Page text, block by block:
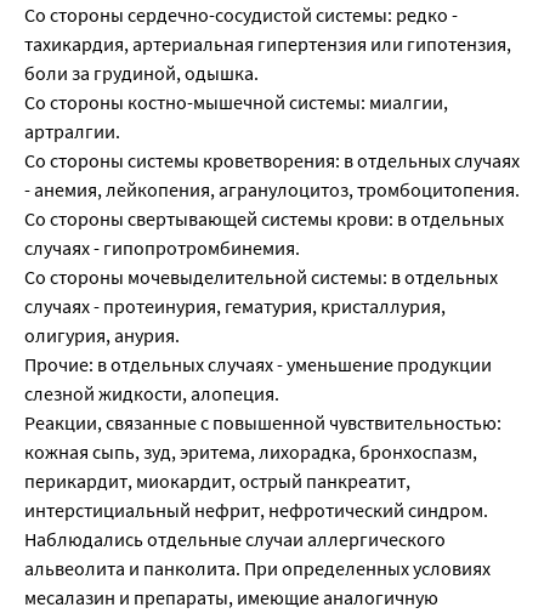
Со стороны сердечно-сосудистой системы: редко -
тахикардия, артериальная гипертензия или гипотензия,
боли за грудиной, одышка.
Со стороны костно-мышечной системы: миалгии,
артралгии.
Со стороны системы кроветворения: в отдельных случаях
- анемия, лейкопения, агранулоцитоз, тромбоцитопения.
Со стороны свертывающей системы крови: в отдельных
случаях - гипопротромбинемия.
Со стороны мочевыделительной системы: в отдельных
случаях - протеинурия, гематурия, кристаллурия,
олигурия, анурия.
Прочие: в отдельных случаях - уменьшение продукции
слезной жидкости, алопеция.
Реакции, связанные с повышенной чувствительностью:
кожная сыпь, зуд, эритема, лихорадка, бронхоспазм,
перикардит, миокардит, острый панкреатит,
интерстициальный нефрит, нефротический синдром.
Наблюдались отдельные случаи аллергического
альвеолита и панколита. При определенных условиях
месалазин и препараты, имеющие аналогичную